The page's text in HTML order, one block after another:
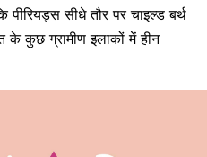
पीरियड्स सीधे तौर पर चाइल्ड बर्थ
कुछ ग्रामीण इलाकों में हीन